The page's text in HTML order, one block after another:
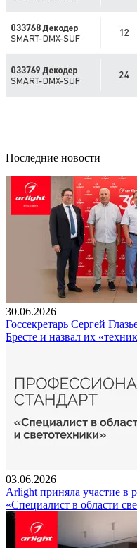
Последние новости
30.06.2026
Госсекретарь Сергей
Бресте и назвал их
03.06.2026
Arlight приняла участие в
«Специалист в области